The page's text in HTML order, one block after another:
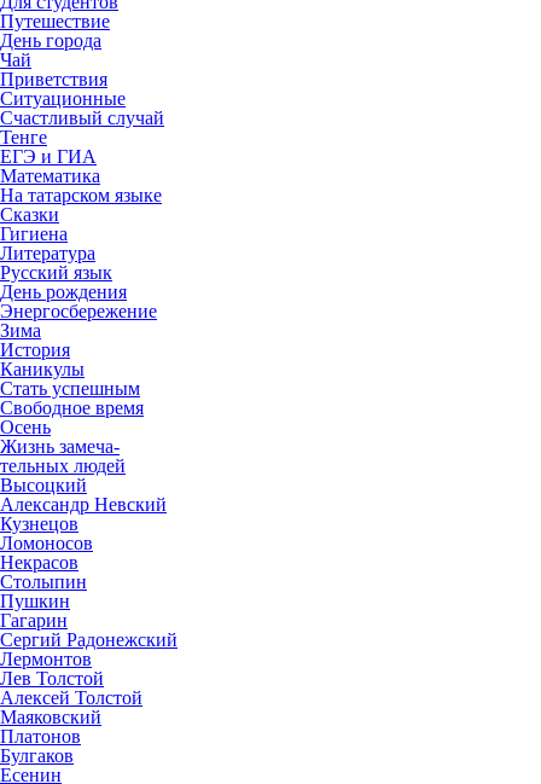
Путешествие
День города
Чай
Приветствия
Ситуационные
Счастливый случай
Тенге
ЕГЭ и ГИА
Математика
На татарском языке
Сказки
Гигиена
Литература
Русский язык
День рождения
Энергосбережение
Зима
История
Каникулы
Стать успешным
Свободное время
Осень
Жизнь замеча-
тельных людей
Высоцкий
Александр Невский
Кузнецов
Ломоносов
Некрасов
Столыпин
Пушкин
Гагарин
Сергий Радонежский
Лермонтов
Лев Толстой
Алексей Толстой
Маяковский
Платонов
Булгаков
Есенин